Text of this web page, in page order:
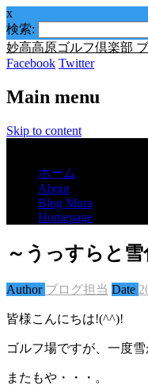
x
検索:
妙高高原ゴルフ倶楽部
Facebook Twitter
Main menu
Skip to content
ホーム
About
Blog Mura
Homepage
～うっすらと雪
Author ブログ担当 Date
皆様こんにちは!(^^)!
ゴルフ場ですが、一度
またもや・・・。